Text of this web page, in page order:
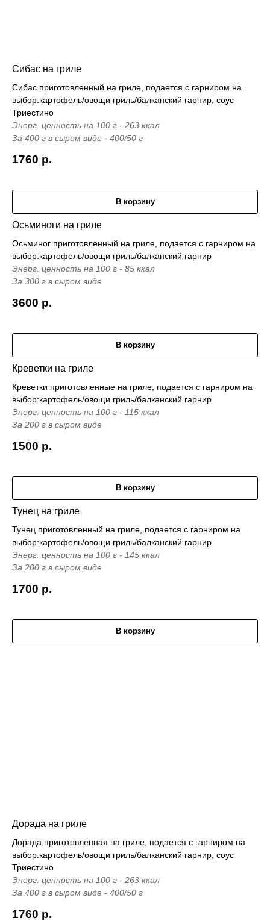
Сибас на гриле
Сибас приготовленный на гриле, подается с гарниром на
выбор:картофель/овощи гриль/балканский гарнир, соус
Триестино
Энерг. ценность на 100 г - 263 ккал
За 400 г в сыром виде - 400/50 г
1760 р.
В корзину
Осьминоги на гриле
Осьминог приготовленный на гриле, подается с гарниром на
выбор:картофель/овощи гриль/балканский гарнир
Энерг. ценность на 100 г - 85 ккал
За 300 г в сыром виде
3600 р.
В корзину
Креветки на гриле
Креветки приготовленные на гриле, подается с гарниром на
выбор:картофель/овощи гриль/балканский гарнир
Энерг. ценность на 100 г - 115 ккал
За 200 г в сыром виде
1500 р.
В корзину
Тунец на гриле
Тунец приготовленный на гриле, подается с гарниром на
выбор:картофель/овощи гриль/балканский гарнир
Энерг. ценность на 100 г - 145 ккал
За 200 г в сыром виде
1700 р.
В корзину
Дорада на гриле
Дорада приготовленная на гриле, подается с гарниром на
выбор:картофель/овощи гриль/балканский гарнир, соус
Триестино
Энерг. ценность на 100 г - 263 ккал
За 400 г в сыром виде - 400/50 г
1760 р.